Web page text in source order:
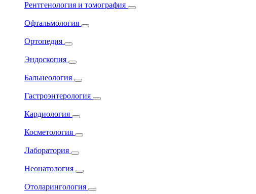
Рентгенология и томография
Офтальмология
Ортопедия
Эндоскопия
Бальнеология
Гастроэнтерология
Кардиология
Косметология
Лаборатория
Неонатология
Отоларингология